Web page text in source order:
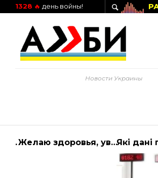
1328 🔥 день войны!
Новости Украины
Ситуація щодо російського вторгнення – брифінг радника керівника Офісу Президент… | АЛИБИ Желаю здоровья, уважаемые украинцы, украинки!